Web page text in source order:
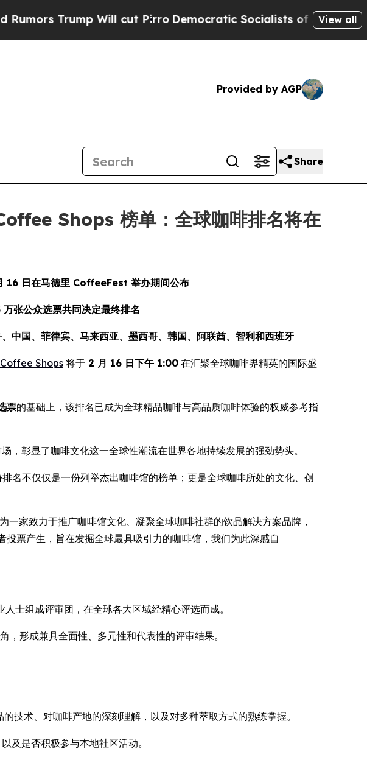
Will cut PirroDemocratic Socialists of America Propose
View all
Provided by AGP
Share
Shops 榜单：全球咖啡排名将在
16 日在马德里 CoffeeFest 举办期间公布
张公众选票共同决定最终排名
中国、菲律宾、马来西亚、墨西哥、韩国、阿联酋、智利和西班牙
Shops将于 2 月 16 日下午 1:00 在汇聚全球咖啡界精英的国际盛
票的基础上，该排名已成为全球精品咖啡与高品质咖啡体验的权威参考指
，彰显了咖啡文化这一全球性潮流在世界各地持续发展的强劲势头。
名不仅仅是一份列举杰出咖啡馆的榜单；更是全球咖啡所处的文化、创
家致力于推广咖啡馆文化、凝聚全球咖啡社群的饮品解决方案品牌，
票产生，旨在发掘全球最具吸引力的咖啡馆，我们为此深感自
士组成评审团，在全球各大区域经精心评选而成。
形成兼具全面性、多元性和代表性的评审结果。
技术、对咖啡产地的深刻理解，以及对多种萃取方式的熟练掌握。
及是否积极参与本地社区活动。